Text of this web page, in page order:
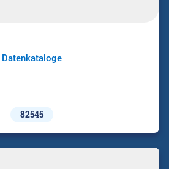
Datenkataloge
82545